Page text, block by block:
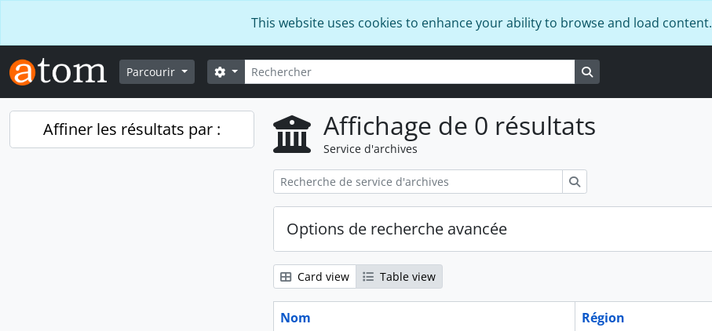
This website uses cookies to enhance your ability to browse and load content.
Parcourir Rechercher
Search options
Affiner les résultats par : Affichage de 0 résultats
Service d'archives
Options de recherche avancée
Card view Table view
Nom Région